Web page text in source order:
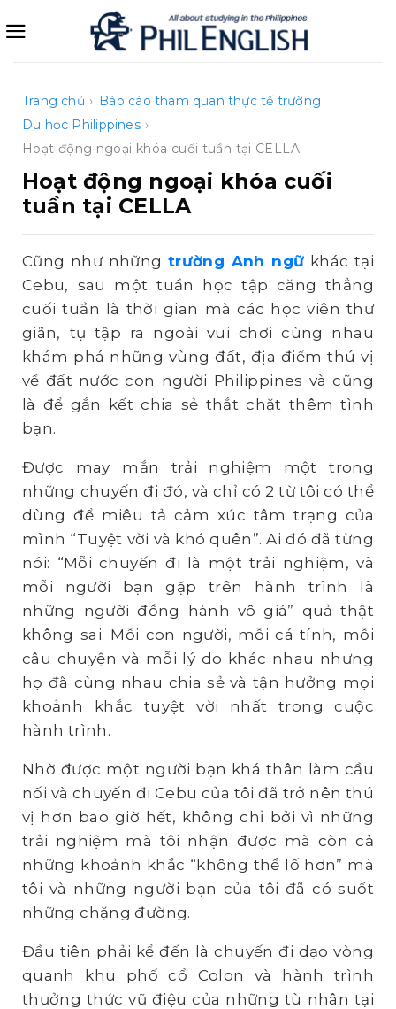
qua
Trang chủ › Báo cáo tham quan thực tế trường
Du học Philippines ›
Hoạt động ngoại khóa cuối tuần tại CELLA
Hoạt động ngoại khóa cuối
tuần tại CELLA
Cũng như những trường Anh ngữ khác tại
Cebu, sau một tuần học tập căng thẳng
cuối tuần là thời gian mà các học viên thư
giãn, tụ tập ra ngoài vui chơi cùng nhau
khám phá những vùng đất, địa điểm thú vị
về đất nước con người Philippines và cũng
là để gắn kết chia sẻ thắt chặt thêm tình
bạn.
Được may mắn trải nghiệm một trong
những chuyến đi đó, và chỉ có 2 từ tôi có thể
dùng để miêu tả cảm xúc tâm trạng của
mình “Tuyệt vời và khó quên”. Ai đó đã từng
nói: “Mỗi chuyến đi là một trải nghiệm, và
mỗi người bạn gặp trên hành trình là
những người đồng hành vô giá” quả thật
không sai. Mỗi con người, mỗi cá tính, mỗi
câu chuyện và mỗi lý do khác nhau nhưng
họ đã cùng nhau chia sẻ và tận hưởng mọi
khoảnh khắc tuyệt vời nhất trong cuộc
hành trình.
Nhờ được một người bạn khá thân làm cầu
nối và chuyến đi Cebu của tôi đã trở nên thú
vị hơn bao giờ hết, không chỉ bởi vì những
trải nghiệm mà tôi nhận được mà còn cả
những khoảnh khắc “không thể lố hơn” mà
tôi và những người bạn của tôi đã có suốt
những chặng đường.
Đầu tiên phải kể đến là chuyến đi dạo vòng
quanh khu phố cổ Colon và hành trình
thưởng thức vũ điệu của những tù nhân tại